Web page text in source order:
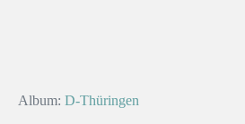
Album: D-Thüringen